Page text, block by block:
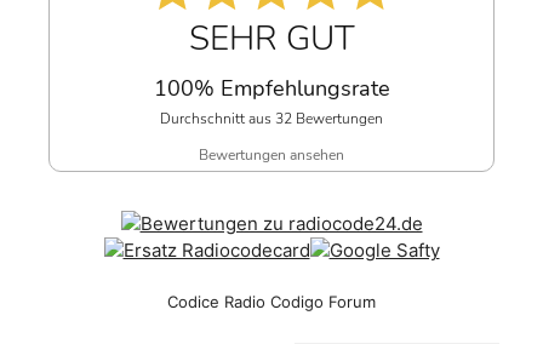
SEHR GUT
100% Empfehlungsrate
Durchschnitt aus 32 Bewertungen
Bewertungen ansehen
Codice Radio Codigo Forum